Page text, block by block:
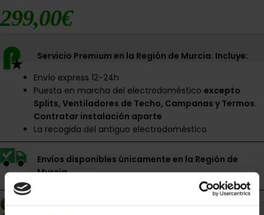
299,00€
Servicio Premium en la Región de Murcia. Incluye:
Envío express 12-24h
Puesta en marcha del electrodomésticoexcepto
Splits, Ventiladores de Techo, Campanas y Termos.
Contratar instalación aparte
La recogida del antiguo electrodoméstico
Envíos disponibles únicamente en la Región de
Murcia.
Financia a plazos con Cetelem